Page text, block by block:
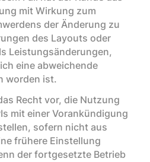
mit Wirkung zum
der Änderung zu
des Layouts oder
Leistungsänderungen,
eine abweichende
worden ist.
Recht vor, die Nutzung
mit einer Vorankündigung
sofern nicht aus
frühere Einstellung
der fortgesetzte Betrieb